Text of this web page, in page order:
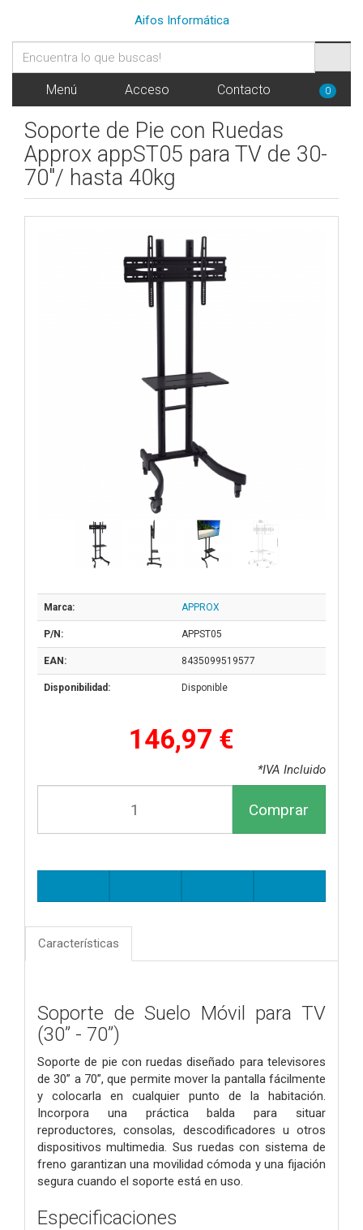
Aifos Informática
Menú Acceso Contacto 0
Soporte de Pie con Ruedas
Approx appST05 para TV de 30-
70"/ hasta 40kg
Marca: APPROX
P/N: APPST05
EAN: 8435099519577
Disponibilidad: Disponible
146,97 €
*IVA Incluido
Comprar
Características
Soporte de Suelo Móvil para TV
(30” - 70”)
Soporte de pie con ruedas diseñado para televisores
de 30” a 70”, que permite mover la pantalla fácilmente
y colocarla en cualquier punto de la habitación.
Incorpora una práctica balda para situar
reproductores, consolas, descodificadores u otros
dispositivos multimedia. Sus ruedas con sistema de
freno garantizan una movilidad cómoda y una fijación
segura cuando el soporte está en uso.
Especificaciones